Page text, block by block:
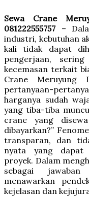
Sewa Crane
081222555757–
industri, kebutuhan
kali tidak dapat
pengerjaan,
kecemasan terkait
Crane Meruyung
pertanyaan-
harganya sudah
yang tiba-tiba
crane yang
dibayarkan?”
transparan, dan
nyata yang dapat
proyek. Dalam
sebagai
menawarkan
kejelasan dan